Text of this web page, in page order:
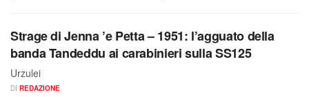
Strage di Jenna ’e Petta – 1951: l’agguato della
banda Tandeddu ai carabinieri sulla SS125
Urzulei
DI REDAZIONE